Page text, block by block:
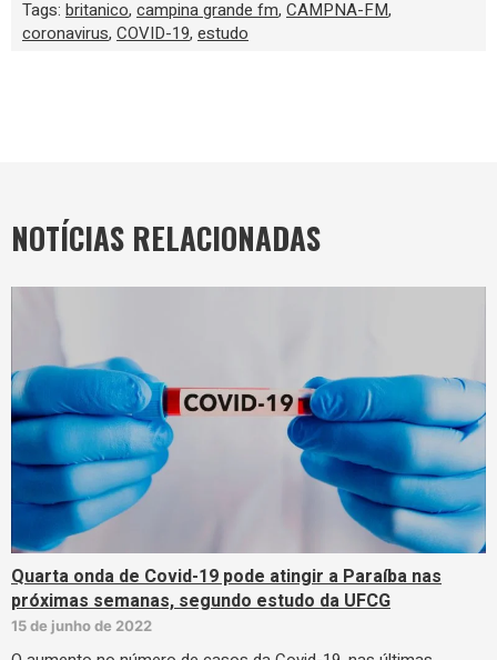
Tags: britanico, campina grande fm, CAMPNA-FM,
coronavirus, COVID-19, estudo
NOTÍCIAS RELACIONADAS
Quarta onda de Covid-19 pode atingir a Paraíba nas
próximas semanas, segundo estudo da UFCG
15 de junho de 2022